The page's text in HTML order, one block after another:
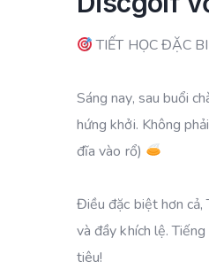
TIẾT HỌC ĐẶC
Sáng nay, sau buổi
hứng khởi. Không
đĩa vào rổ)
Điều đặc biệt hơn cả,
và đầy khích lệ.
tiêu!